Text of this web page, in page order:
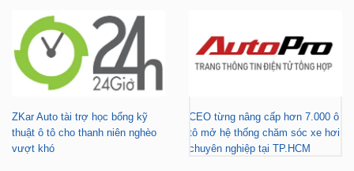
ZKar Auto tài trợ học bổng kỹ
thuật ô tô cho thanh niên nghèo
vượt khó
CEO từng nâng cấp hơn 7.000 ô
tô mở hệ thống chăm sóc xe hơi
chuyên nghiệp tại TP.HCM